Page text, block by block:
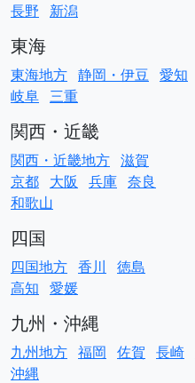
長野
新潟
東海
東海地方 静岡・伊豆 愛知
岐阜 三重
関西・近畿
関西・近畿地方 滋賀
京都 大阪 兵庫 奈良
和歌山
四国
四国地方 香川
徳島
高知 愛媛
九州・沖縄
九州地方 福岡 佐賀 長崎
沖縄